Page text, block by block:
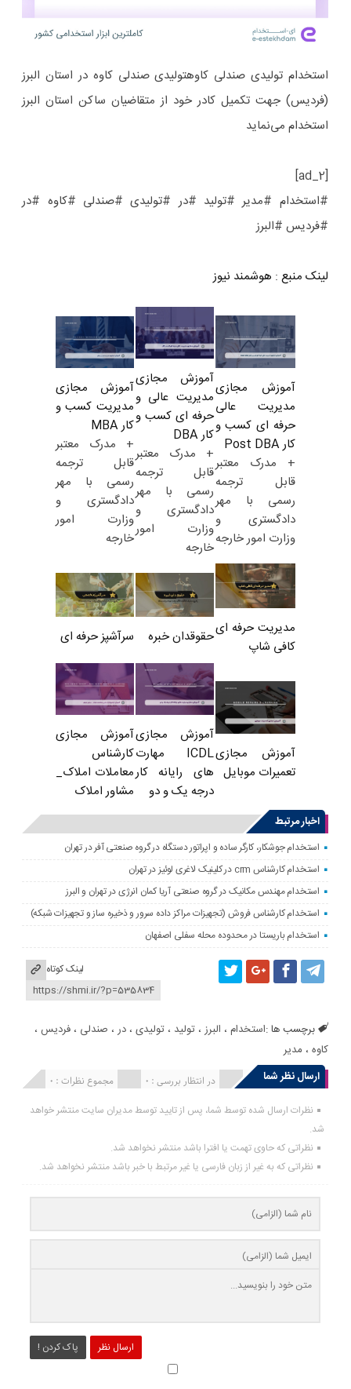
استخدام تولیدی صندلی کاوهتولیدی صندلی کاوه در استان البرز
(فردیس) جهت تکمیل کادر خود از متقاضیان ساکن استان البرز
استخدام می‌نماید
[ad_2]
#استخدام #مدیر #تولید #در #تولیدی #صندلی #کاوه #در
#فردیس #البرز
لینک منبع : هوشمند نیوز
آموزش مجازی
مدیریت عالی
حرفه ای کسب و
کار Post DBA
+ مدرک معتبر
قابل ترجمه
رسمی با مهر
دادگستری و
وزارت امور خارجه
آموزش مجازی
مدیریت عالی و
حرفه ای کسب و
کار DBA
+ مدرک معتبر
قابل ترجمه
رسمی با مهر
دادگستری و
وزارت امور
خارجه
آموزش مجازی
مدیریت کسب و
کار MBA
+ مدرک معتبر
قابل ترجمه
رسمی با مهر
دادگستری و
وزارت امور
خارجه
مدیریت حرفه ای
کافی شاپ
حقوقدان خبره سرآشپز حرفه ای
آموزش مجازی
تعمیرات موبایل
آموزش مجازی
ICDL مهارت
های رایانه کار
درجه یک و دو
آموزش مجازی
کارشناس
معاملات املاک_
مشاور املاک
اخبار مرتبط
استخدام جوشکار، کارگر ساده و اپراتور دستگاه در گروه صنعتی آفر در تهران
استخدام کارشناس crm در کلینیک لاغری لوئیز در تهران
استخدام مهندس مکانیک در گروه صنعتی آریا کمان انرژی در تهران و البرز
استخدام کارشناس فروش (تجهیزات مراکز داده سرور و ذخیره ساز و تجهیزات شبکه)
استخدام باریستا در محدوده محله سفلی اصفهان
لینک کوتاه
برچسب ها :استخدام ، البرز ،تولید ،تولیدی ،در ، صندلی ،فردیس ،
کاوه ، مدیر
ارسال نظر شما
مجموع نظرات : 0 در انتظار بررسی : 0 انتشار یافته : 0
نظرات ارسال شده توسط شما، پس از تایید توسط مدیران سایت منتشر خواهد
شد.
نظراتی که حاوی تهمت یا افترا باشد منتشر نخواهد شد.
نظراتی که به غیر از زبان فارسی یا غیر مرتبط با خبر باشد منتشر نخواهد شد.
ارسال نظر پاک کردن !